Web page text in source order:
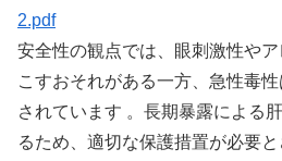
2.pdf
安全性の観点では、眼刺激性や
こすおそれがある一方、急性毒
されています 。長期暴露による
るため、適切な保護措置が必要と